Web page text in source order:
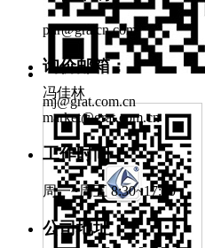
pur@gratcn.com
询价邮箱：
mj@grat.com.cn
market@grat.com.cn
工作时间：
周一~周五 8:30~17:00
公司地址：
冯佳林